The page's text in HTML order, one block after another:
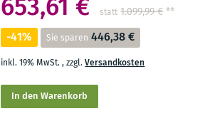
653,61 € statt 1.099,99 €**
-41% Sie sparen 446,38 €
inkl. 19% MwSt.,zzgl.Versandkosten
In den Warenkorb